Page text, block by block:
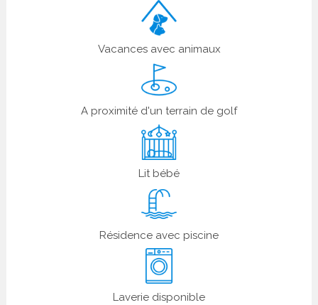
Vacances avec animaux
A proximité d'un terrain de golf
Lit bébé
Résidence avec piscine
Laverie disponible